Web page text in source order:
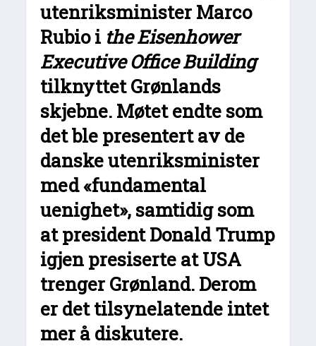
utenriksminister Marco
Rubio i the Eisenhower
Executive Office Building
tilknyttet Grønlands
skjebne. Møtet endte som
det ble presentert av de
danske utenriksminister
med «fundamental
uenighet», samtidig som
at president Donald Trump
igjen presiserte at USA
trenger Grønland. Derom
er det tilsynelatende intet
mer å diskutere.